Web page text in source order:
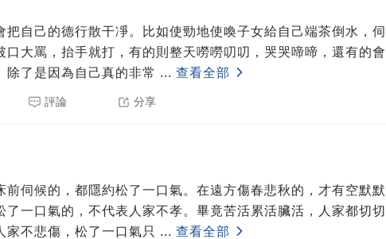
把自己的德行散干凈。比如使勁地使喚子女給自己端茶倒水，伺
口大罵，抬手就打，有的則整天嘮嘮叨叨，哭哭啼啼，還有的會
除了是因為自己真的非常 ... 查看全部
評論 分享
前伺候的，都隱約松了一口氣。在遠方傷春悲秋的，才有空默默
一口氣的，不代表人家不孝。畢竟苦活累活臟活，人家都切切
家不悲傷，松了一口氣只 ... 查看全部